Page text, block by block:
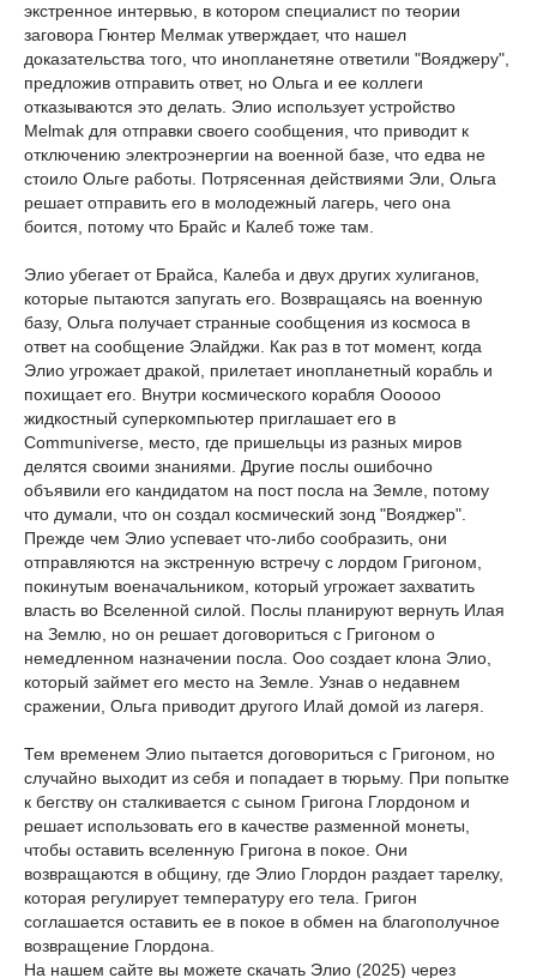
экстренное интервью, в котором специалист по теории
заговора Гюнтер Мелмак утверждает, что нашел
доказательства того, что инопланетяне ответили "Вояджеру",
предложив отправить ответ, но Ольга и ее коллеги
отказываются это делать. Элио использует устройство
Melmak для отправки своего сообщения, что приводит к
отключению электроэнергии на военной базе, что едва не
стоило Ольге работы. Потрясенная действиями Эли, Ольга
решает отправить его в молодежный лагерь, чего она
боится, потому что Брайс и Калеб тоже там.
Элио убегает от Брайса, Калеба и двух других хулиганов,
которые пытаются запугать его. Возвращаясь на военную
базу, Ольга получает странные сообщения из космоса в
ответ на сообщение Элайджи. Как раз в тот момент, когда
Элио угрожает дракой, прилетает инопланетный корабль и
похищает его. Внутри космического корабля Oooooo
жидкостный суперкомпьютер приглашает его в
Communiverse, место, где пришельцы из разных миров
делятся своими знаниями. Другие послы ошибочно
объявили его кандидатом на пост посла на Земле, потому
что думали, что он создал космический зонд "Вояджер".
Прежде чем Элио успевает что-либо сообразить, они
отправляются на экстренную встречу с лордом Григоном,
покинутым военачальником, который угрожает захватить
власть во Вселенной силой. Послы планируют вернуть Илая
на Землю, но он решает договориться с Григоном о
немедленном назначении посла. Ооо создает клона Элио,
который займет его место на Земле. Узнав о недавнем
сражении, Ольга приводит другого Илай домой из лагеря.
Тем временем Элио пытается договориться с Григоном, но
случайно выходит из себя и попадает в тюрьму. При попытке
к бегству он сталкивается с сыном Григона Глордоном и
решает использовать его в качестве разменной монеты,
чтобы оставить вселенную Григона в покое. Они
возвращаются в общину, где Элио Глордон раздает тарелку,
которая регулирует температуру его тела. Григон
соглашается оставить ее в покое в обмен на благополучное
возвращение Глордона.
На нашем сайте вы можете скачать Элио (2025) через